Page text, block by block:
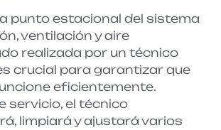
punto estacional del sistema
ventilación y aire
realizada por un técnico
crucial para garantizar que
eficientemente.
servicio, el técnico
limpiará y ajustará varios